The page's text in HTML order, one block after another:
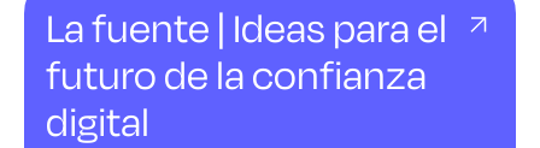
La fuente | Ideas para el
futuro de la confianza
digital